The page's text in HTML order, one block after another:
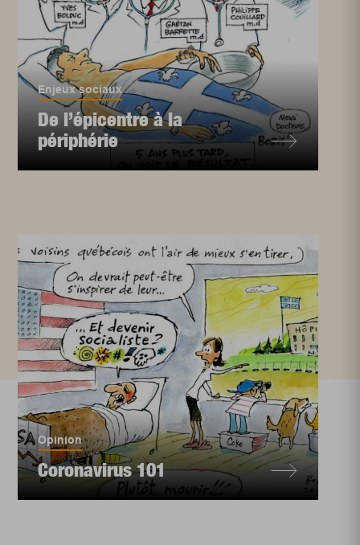
Enjeux sociaux
De l’épicentre à la
périphérie
Opinion
Coronavirus 101